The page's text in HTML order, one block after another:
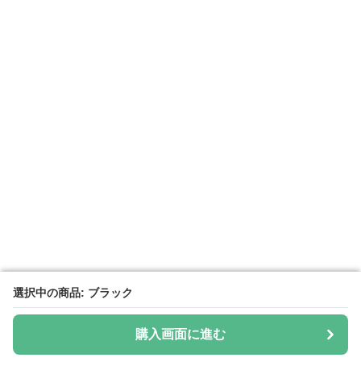
選択中の商品: ブラック
購入画面に進む
選択中の商品: ブラック
購入画面に進む